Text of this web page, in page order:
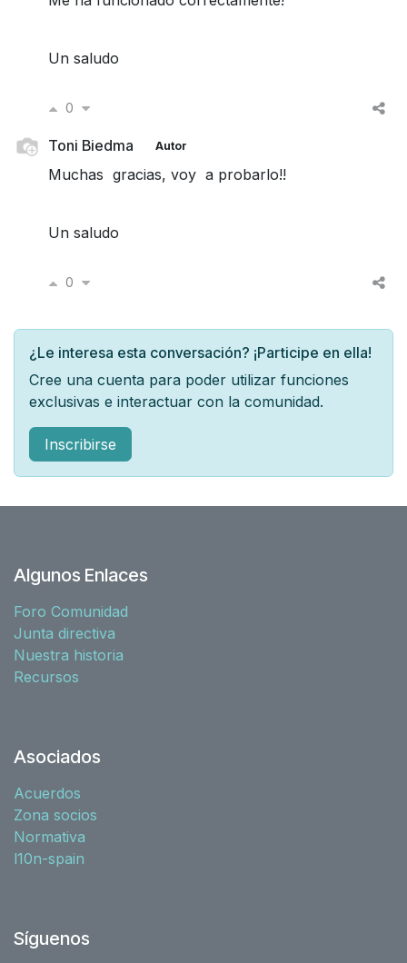
Un saludo
0
Toni Biedma Autor
Muchas gracias, voy a probarlo!!
Un saludo
0
¿Le interesa esta conversación? ¡Participe en ella!
Cree una cuenta para poder utilizar funciones
exclusivas e interactuar con la comunidad.
Inscribirse
Algunos Enlaces
Foro Comunidad
Junta directiva
Nuestra historia
Recursos
Asociados
Acuerdos
Zona socios
Normativa
l10n-spain
Síguenos